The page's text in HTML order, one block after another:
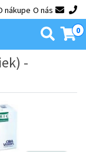
nákupe O nás
0
-